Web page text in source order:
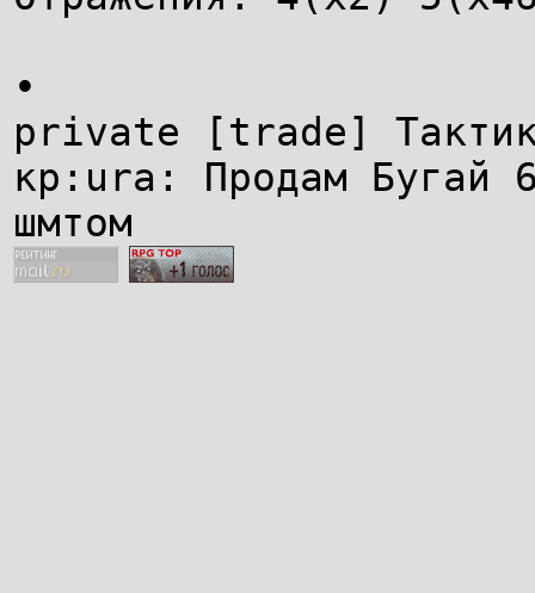
•
private [trade]
кр:ura: Продам Бугай
шмтом